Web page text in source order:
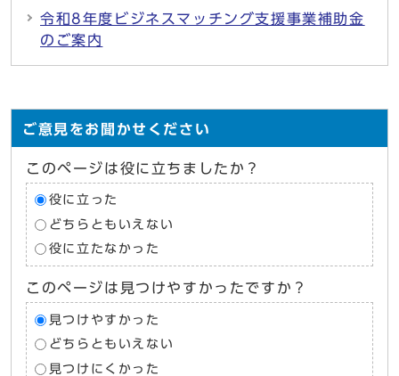
令和8年度ビジネスマッチング支援事業補助金
のご案内
ご意見をお聞かせください
このページは役に立ちましたか？
役に立った
どちらともいえない
役に立たなかった
このページは見つけやすかったですか？
見つけやすかった
どちらともいえない
見つけにくかった